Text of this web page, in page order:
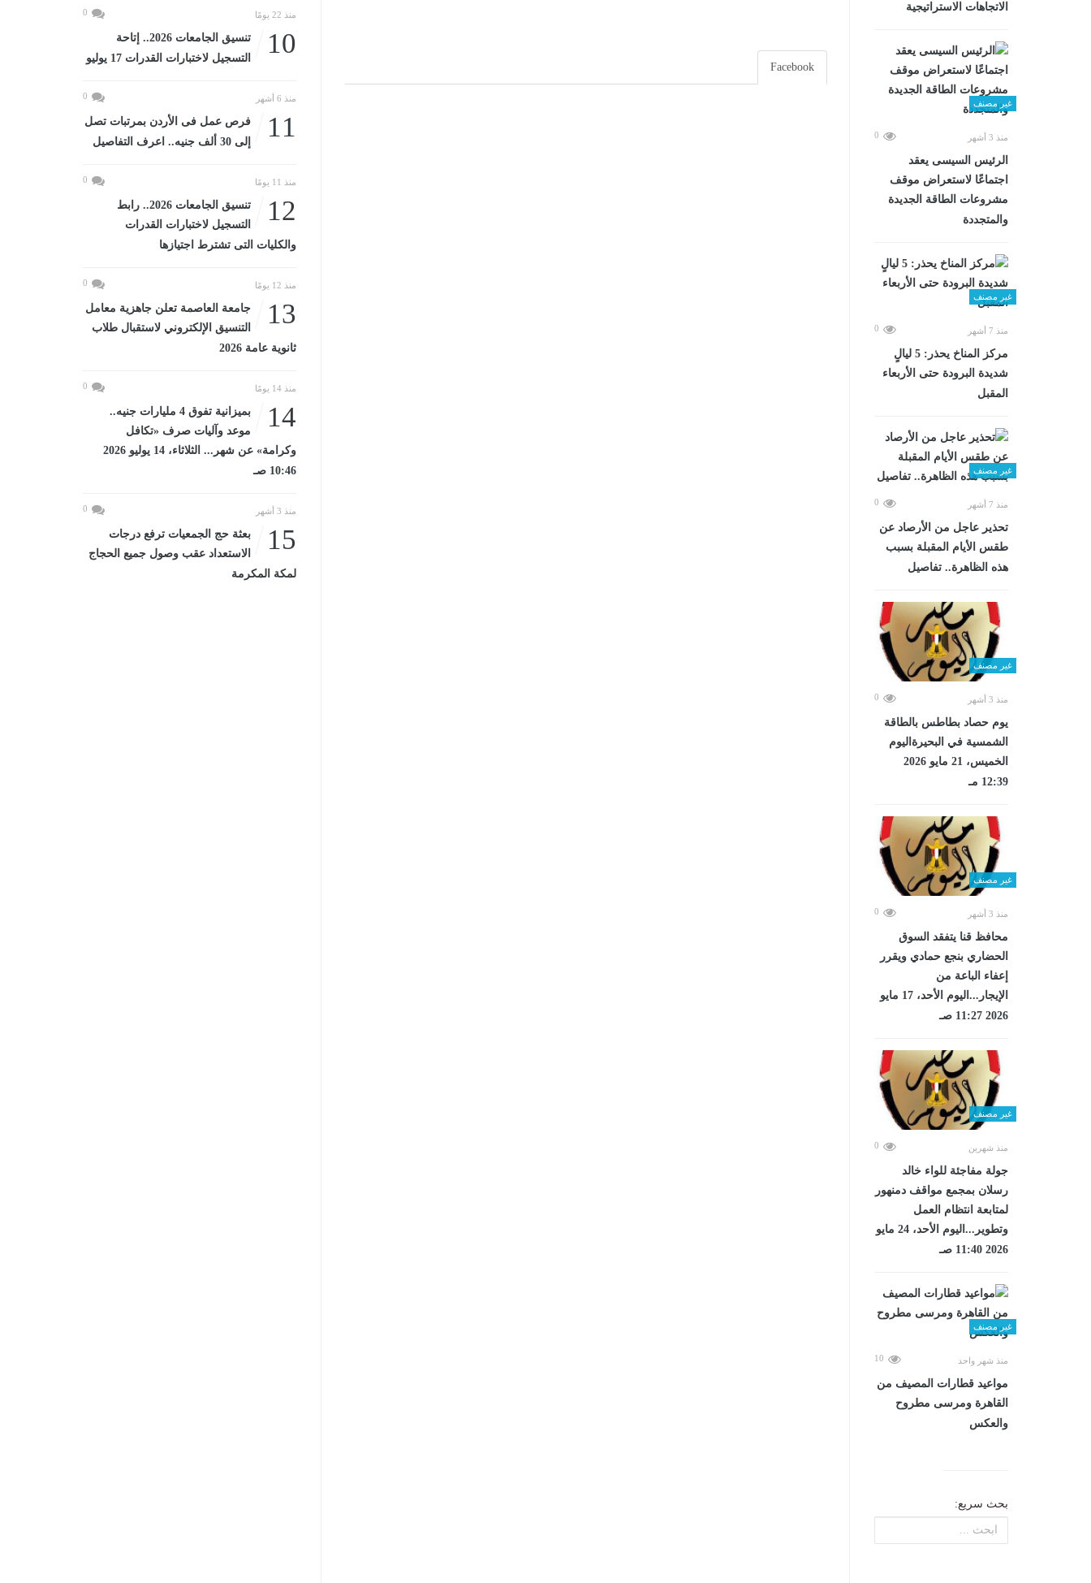
الاتجاهات الاستراتيجية
غير مصنف
منذ 3 أشهر 0
الرئيس السيسى يعقد
اجتماعًا لاستعراض موقف
مشروعات الطاقة الجديدة
والمتجددة
غير مصنف
منذ 7 أشهر 0
مركز المناخ يحذر: 5 ليالٍ
شديدة البرودة حتى الأربعاء
المقبل
غير مصنف
منذ 7 أشهر 0
تحذير عاجل من الأرصاد عن
طقس الأيام المقبلة بسبب
هذه الظاهرة.. تفاصيل
غير مصنف
منذ 3 أشهر 0
يوم حصاد بطاطس بالطاقة
الشمسية في البحيرةاليوم
الخميس، 21 مايو 2026
12:39 مـ
غير مصنف
منذ 3 أشهر 0
محافظ قنا يتفقد السوق
الحضاري بنجع حمادي ويقرر
إعفاء الباعة من
الإيجار...اليوم الأحد، 17 مايو
2026 11:27 صـ
غير مصنف
منذ شهرين 0
جولة مفاجئة للواء خالد
رسلان بمجمع مواقف دمنهور
لمتابعة انتظام العمل
وتطوير...اليوم الأحد، 24 مايو
2026 11:40 صـ
غير مصنف
منذ شهر واحد 10
مواعيد قطارات المصيف من
القاهرة ومرسى مطروح
والعكس
بحث سريع:
Facebook
منذ 22 يومًا 0
10
تنسيق الجامعات 2026.. إتاحة
التسجيل لاختبارات القدرات 17 يوليو
منذ 6 أشهر 0
11
فرص عمل فى الأردن بمرتبات تصل
إلى 30 ألف جنيه.. اعرف التفاصيل
منذ 11 يومًا 0
12
تنسيق الجامعات 2026.. رابط
التسجيل لاختبارات القدرات
والكليات التى تشترط اجتيازها
منذ 12 يومًا 0
13
جامعة العاصمة تعلن جاهزية معامل
التنسيق الإلكتروني لاستقبال طلاب
ثانوية عامة 2026
منذ 14 يومًا 0
14
بميزانية تفوق 4 مليارات جنيه..
موعد وآليات صرف «تكافل
وكرامة» عن شهر... الثلاثاء، 14 يوليو 2026
10:46 صـ
منذ 3 أشهر 0
15
بعثة حج الجمعيات ترفع درجات
الاستعداد عقب وصول جميع الحجاج
لمكة المكرمة